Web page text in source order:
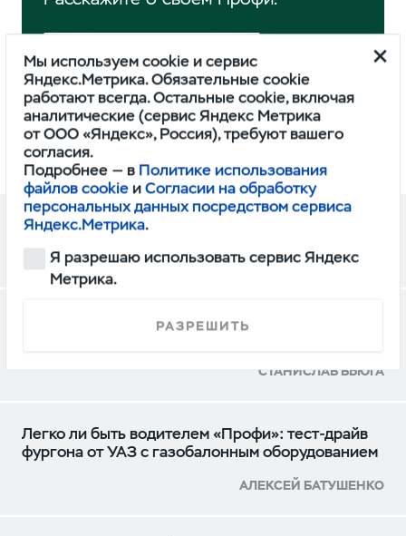
РАССКАЗАТЬ
УАЗ Профи превратили в уникальный
топливозаправщик
СТАНИСЛАВ ВЬЮГА
Легко ли быть водителем «Профи»: тест-драйв
фургона от УАЗ с газобалонным оборудованием
АЛЕКСЕЙ БАТУШЕНКО
Мы используем cookie и сервис
Яндекс.Метрика. Обязательные cookie
работают всегда. Остальные cookie, включая
аналитические (сервис Яндекс Метрика
от ООО «Яндекс», Россия), требуют вашего
согласия.
Подробнее — в Политике использования
файлов cookie иСогласии на обработку
персональных данных посредством сервиса
Яндекс.Метрика.
Я разрешаю использовать сервис Яндекс
Метрика.
РАЗРЕШИТЬ